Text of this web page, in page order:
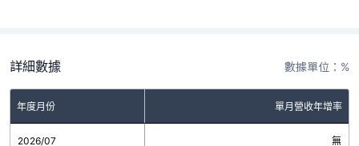
詳細數據 數據單位：%
年度月份 單月營收年增率
2026/07 無